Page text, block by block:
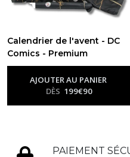
Calendrier de l'avent - DC
Comics - Premium
-Calendriers De L’avent
Personnalisés Par Otakuland
AJOUTER AU PANIER
DÈS 199€90
PAIEMENT